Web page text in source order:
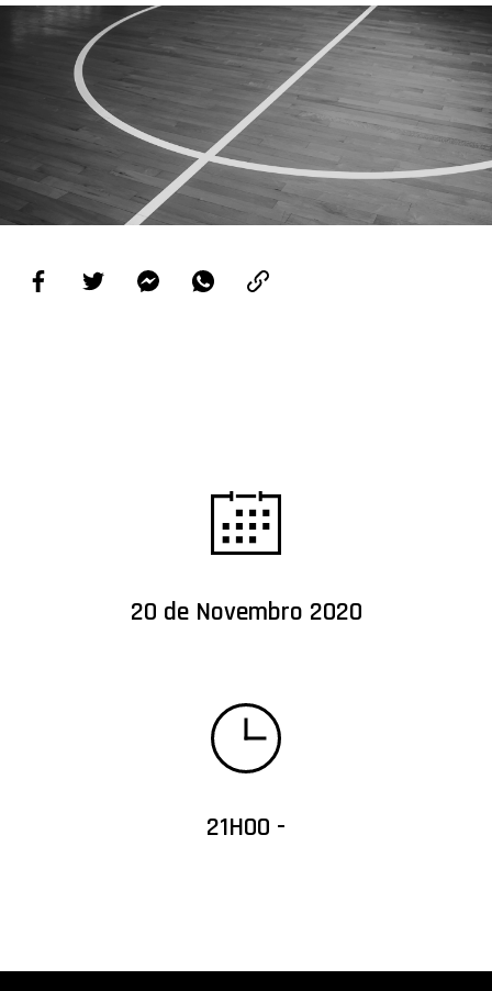
PROJETOS
LIGA BETCLIC MASCULINA
LIGA BETCLIC FEMININA
20 de Novembro 2020
21H00 -